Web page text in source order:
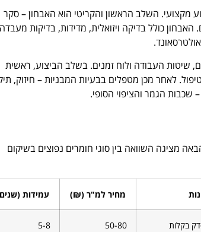
מקצועי. השלב הראשון והקריטי הוא האבחון – סקר
כולל בדיקה ויזואלית, מדידות, בדיקות
שיטות העבודה ולוח זמנים. בשלב הביצוע, ראשית
לאחר מכן מטפלים בבעיות המבניות – חיזוק,
שכבות הגמר והציפוי הסופי.
מציגה השוואה בין סוגי חומרים נפוצים בשיקום
מחיר למ"ר (₪) עמידות
בקלות 50-80
5-8